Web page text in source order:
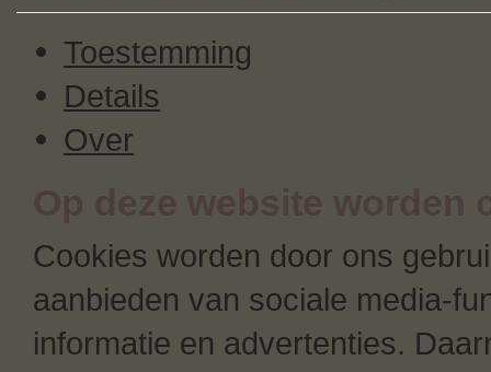
Toestemming
Details
Over
Op deze website worden
Cookies worden door ons
aanbieden van sociale media-
informatie en advertenties.